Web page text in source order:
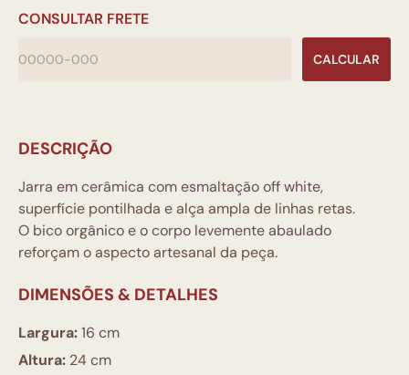
CONSULTAR FRETE
CALCULAR
DESCRIÇÃO
Jarra em cerâmica com esmaltação off white,
superfície pontilhada e alça ampla de linhas retas.
O bico orgânico e o corpo levemente abaulado
reforçam o aspecto artesanal da peça.
DIMENSÕES & DETALHES
Largura:16 cm
Altura: 24 cm